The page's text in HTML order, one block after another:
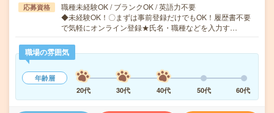
応募資格
職種未経験OK / ブランクOK / 英語力不要
◆未経験OK！〇まずは事前登録だけでもOK！履歴書不要
で気軽にオンライン登録★氏名・職種などを入力す…
職場の雰囲気
年齢層
20代
30代 40代 50代 60代